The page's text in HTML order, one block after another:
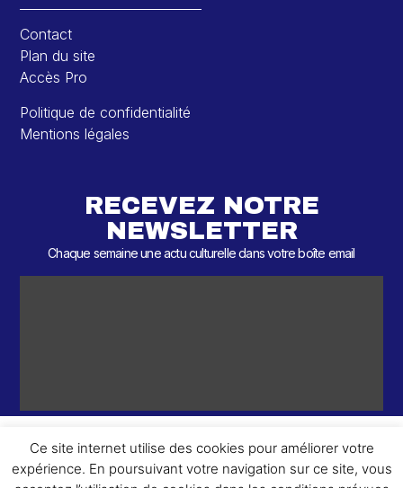
Contact
Plan du site
Accès Pro
Politique de confidentialité
Mentions légales
RECEVEZ NOTRE
NEWSLETTER
Chaque semaine une actu culturelle dans votre boîte email
ème
Ce site internet utilise des cookies pour améliorer votre
expérience. En poursuivant votre navigation sur ce site, vous